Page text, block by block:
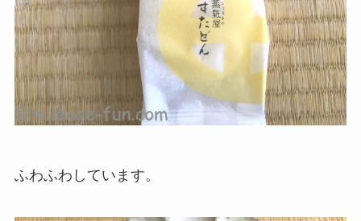
ふわふわしています。